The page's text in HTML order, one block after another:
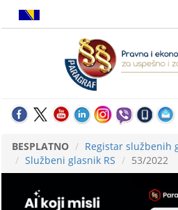
BESPLATNO
Registar službenih
Službeni glasnik RS
53/2022